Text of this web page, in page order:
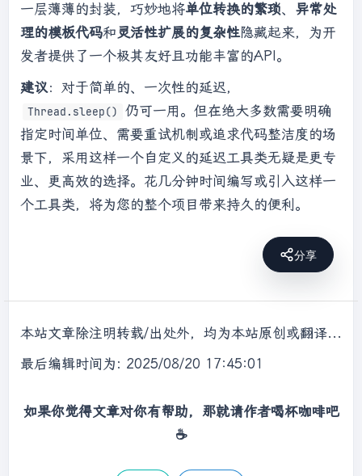
一层薄薄的封装，巧妙地将单位转换的繁琐、 异常处
理的模板代码和 灵活性扩展的复杂性隐藏起来，为开
发者提供了一个极其友好且功能丰富的API。
建议：对于简单的、一次性的延迟，
Thread.sleep()
仍可一用。但在绝大多数需要明确
指定时间单位、需要重试机制或追求代码整洁度的场
景下，采用这样一个自定义的延迟工具类无疑是更专
业、更高效的选择。花几分钟时间编写或引入这样一
个工具类，将为您的整个项目带来持久的便利。
分享
本站文章除注明转载/出处外，均为本站原创或翻译，转载前请务必署名，转载请标明出处。
最后编辑时间为: 2025/08/20 17:45:01
如果你觉得文章对你有帮助，那就请作者喝杯咖啡吧
☕